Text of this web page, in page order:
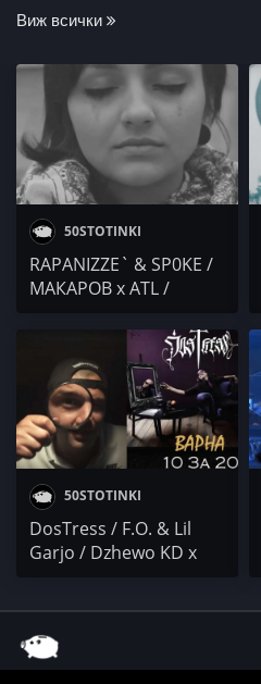
Виж всички
50STOTINKI
RAPANIZZE` & SP0KE /
МАКАРОВ x ATL /
50STOTINKI
DosTress / F.O. & Lil
Garjo / Dzhewo KD x